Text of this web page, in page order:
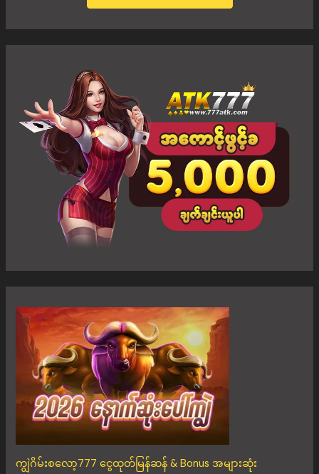
ကျွဲဂိမ်းစလော့777 ငွေထုတ်မြန်ဆန် & Bonus အများဆုံး